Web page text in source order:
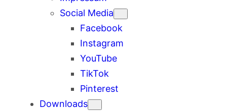
Social Media
Facebook
Instagram
YouTube
TikTok
Pinterest
Downloads